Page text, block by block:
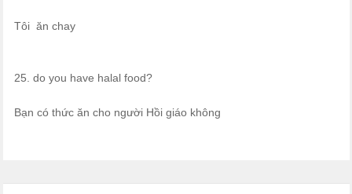
Tôi ăn chay
25. do you have halal food?
Bạn có thức ăn cho người Hồi giáo không